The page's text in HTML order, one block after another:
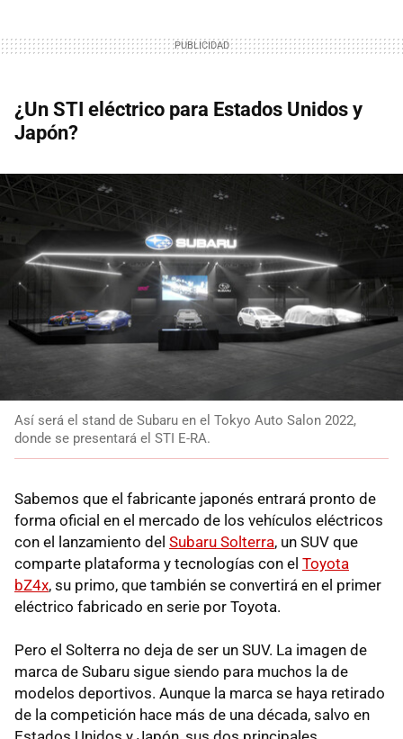
¿Un STI eléctrico para Estados Unidos y
Japón?
Así será el stand de Subaru en el Tokyo Auto Salon 2022,
donde se presentará el STI E-RA.
Sabemos que el fabricante japonés entrará pronto de
forma oficial en el mercado de los vehículos eléctricos
con el lanzamiento del Subaru Solterra, un SUV que
comparte plataforma y tecnologías con el Toyota
bZ4x, su primo, que también se convertirá en el primer
eléctrico fabricado en serie por Toyota.
Pero el Solterra no deja de ser un SUV. La imagen de
marca de Subaru sigue siendo para muchos la de
modelos deportivos. Aunque la marca se haya retirado
de la competición hace más de una década, salvo en